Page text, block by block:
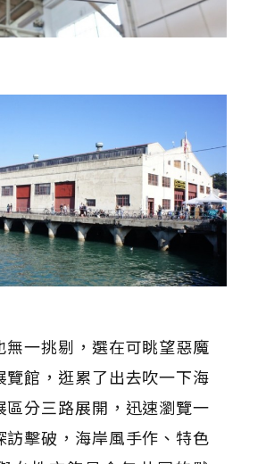
無一挑剔，選在可眺望惡魔
覽館，逛累了出去吹一下海
區分三路展開，迅速瀏覽一
訪擊破，海岸風手作、特色